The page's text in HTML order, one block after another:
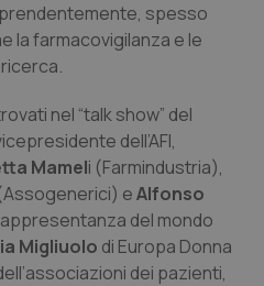
di Bolzano
di Trento
spesso
la farmacovigilanza e le
nel “talk show” del
dell’AFI,
Mameli (Farmindustria),
eAlfonso
del mondo
Migliuolo di Europa Donna
dei pazienti,